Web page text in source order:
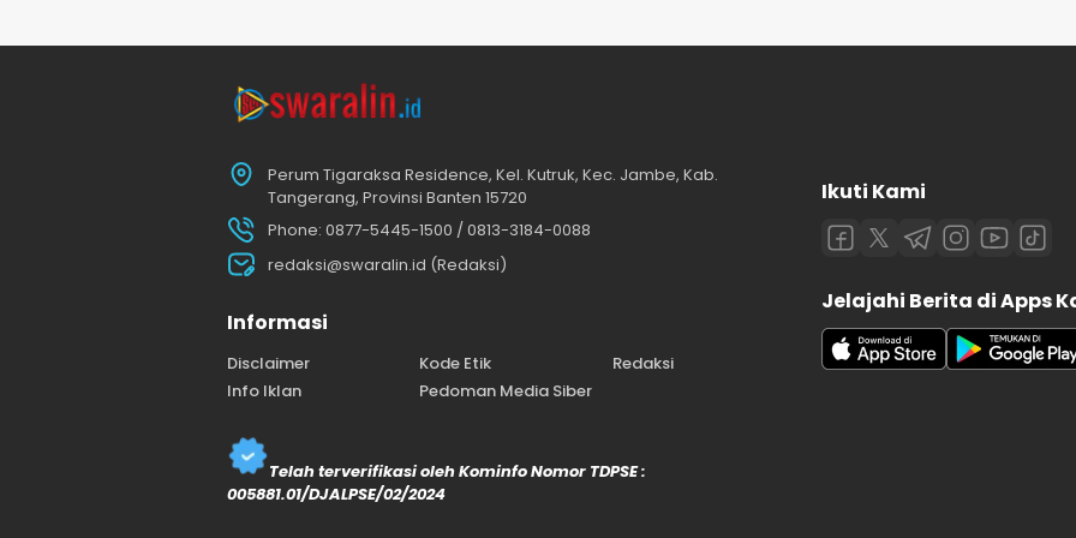
Perum Tigaraksa Residence, Kel. Kutruk, Kec. Jambe, Kab.
Tangerang, Provinsi Banten 15720
Phone: 0877-5445-1500 / 0813-3184-0088
redaksi@swaralin.id (Redaksi)
Informasi
Disclaimer Kode Etik
Redaksi
Info Iklan
Pedoman Media Siber
Telah terverifikasi oleh Kominfo Nomor TDPSE :
005881.01/DJALPSE/02/2024
Ikuti Kami
Jelajahi Berita di Apps